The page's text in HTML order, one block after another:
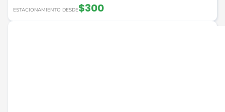
ESTACIONAMIENTO DESDE$300